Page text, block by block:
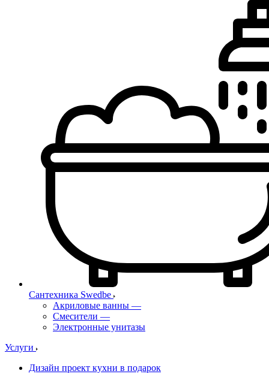
Сантехника Swedbe
Акриловые ванны —
Смесители —
Электронные унитазы
Услуги
Дизайн проект кухни в подарок